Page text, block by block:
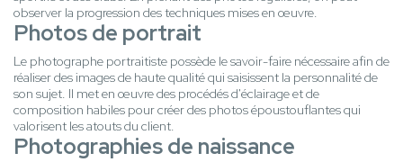
observer la progression des techniques mises en œuvre.
Photos de portrait
Le photographe portraitiste possède le savoir-faire nécessaire afin de
réaliser des images de haute qualité qui saisissent la personnalité de
son sujet. Il met en œuvre des procédés d'éclairage et de
composition habiles pour créer des photos époustouflantes qui
valorisent les atouts du client.
Photographies de naissance